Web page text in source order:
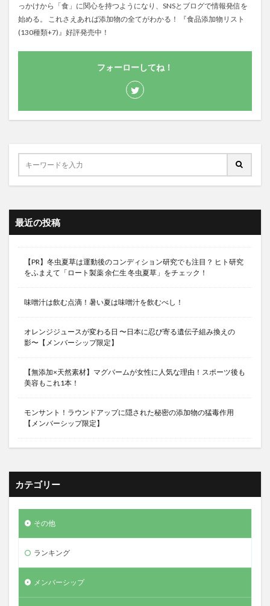
っかけから「食」に関心を持つようになり、SNSとブログで情報発信を
始める。 これさえあれば添加物の全てがわかる！ 『食品添加物リスト
(130種類+7)』好評発売中！
フォーローしてね！
最近の投稿
【PR】冬虫夏草は運動後のコンディション研究でも注目？ ヒト研究
をふまえて「ロート製薬 余仁生 冬虫夏草」をチェック！
味噌汁は飲む点滴！暑い夏は味噌汁を飲むべし！
オレンジジュースが変わる日 〜日本に忍び寄る遺伝子組み換えの
影〜【メンバーシップ限定】
【無添加×天然素材】マグバームが女性に人気な理由！スポーツ後も
美容もこれ1本！
モンサント！ラウンドアップに隠された秘密の添加物の猛毒作用
【メンバーシップ限定】
カテゴリー
その他
ランキング
メンバーシップ